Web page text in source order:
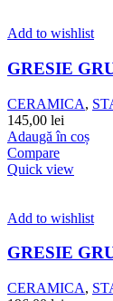
Add to wishlist
GRESIE
CERAMICA,
145,00 lei
Adaugă în coș
Compare
Quick view
Add to wishlist
GRESIE
CERAMICA,